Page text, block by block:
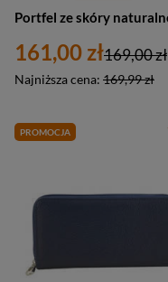
161,00 zł
Najniższa cena: 169,99 zł
169,00 zł
PROMOCJA